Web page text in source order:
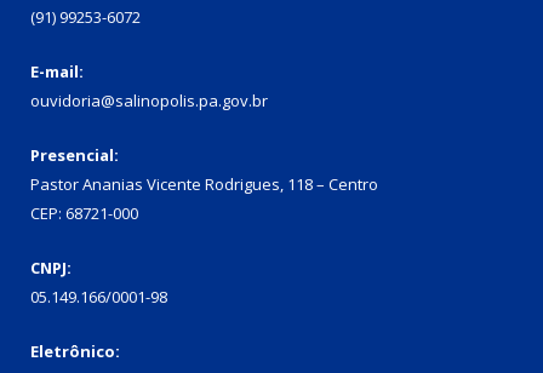
(91) 99253-6072
E-mail:
ouvidoria@salinopolis.pa.gov.br
Presencial:
Pastor Ananias Vicente Rodrigues, 118 – Centro
CEP: 68721-000
CNPJ:
05.149.166/0001-98
Eletrônico: